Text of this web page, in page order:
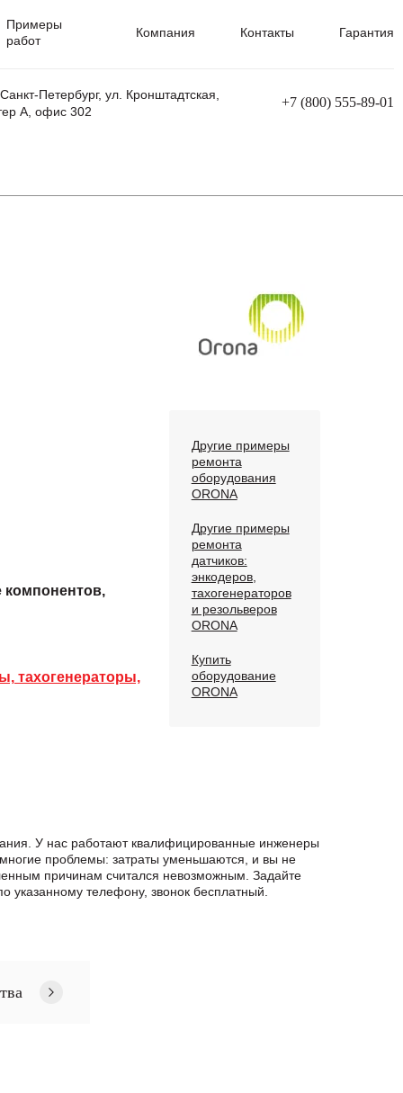
Примеры
работ
Компания Контакты Гарантия
Петербург, ул. Кронштадтская,
А, офис 302
+7 (800) 555-89-01
компонентов,
тахогенераторы,
Другие примеры
ремонта
оборудования
ORONA
Другие примеры
ремонта
датчиков:
энкодеров,
тахогенераторов
и резольверов
ORONA
Купить
оборудование
ORONA
У нас работают квалифицированные инженеры
проблемы: затраты уменьшаются, и вы не
причинам считался невозможным. Задайте
телефону, звонок бесплатный.